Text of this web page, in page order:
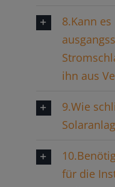
8.Kann
ihn aus
9.Wie
für die